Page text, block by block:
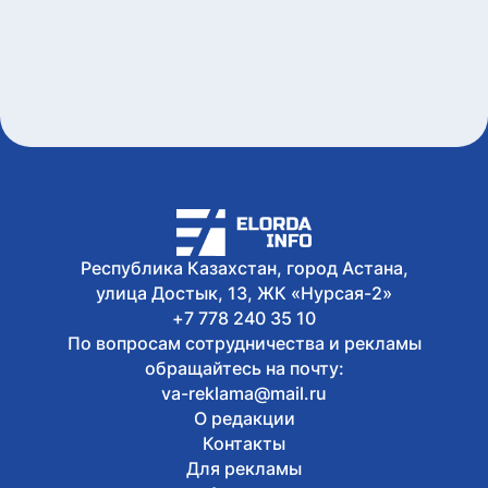
Республика Казахстан, город Астана,
улица Достык, 13, ЖК «Нурсая-2»
+7 778 240 35 10
По вопросам сотрудничества и рекламы
обращайтесь на почту:
va-reklama@mail.ru
О редакции
Контакты
Для рекламы